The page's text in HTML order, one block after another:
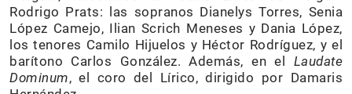
Rodrigo Prats: las sopranos Dianelys Torres, Senia
López Camejo, Ilian Scrich Meneses y Dania López,
los tenores Camilo Hijuelos y Héctor Rodríguez, y el
barítono Carlos González. Además, en el Laudate
Dominum, el coro del Lírico, dirigido por Damaris